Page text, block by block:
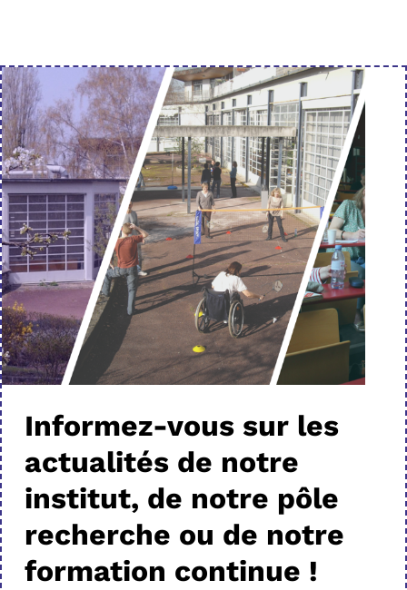
Informez-vous sur les
actualités de notre
institut, de notre pôle
recherche ou de notre
formation continue !